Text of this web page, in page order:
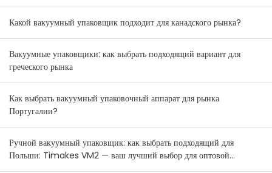
Какой вакуумный упаковщик подходит для канадского рынка?
Вакуумные упаковщики: как выбрать подходящий вариант для
греческого рынка
Как выбрать вакуумный упаковочный аппарат для рынка
Португалии?
Ручной вакуумный упаковщик: как выбрать подходящий для
Польши: Timakes VM2 — ваш лучший выбор для оптовой
продажи.